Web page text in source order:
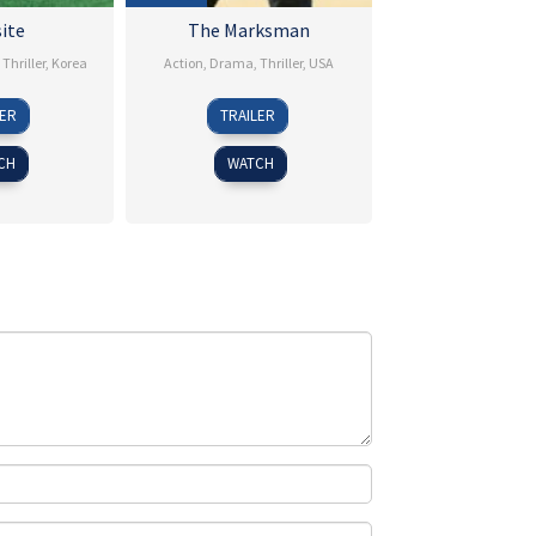
Thriller, Korea
The Marksman
Action Drama Thriller, USA
15
Jan
2021
Robert
Lorenz
TRAILER
WATCH